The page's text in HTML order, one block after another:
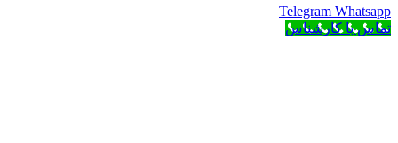
Telegram Whatsapp
تماس با کارشناس